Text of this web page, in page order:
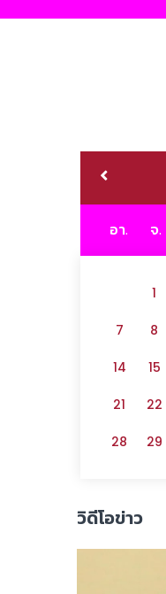
อา. จ.
1
7 8
14 15
21 22
28 29
วิดีโอข่าว